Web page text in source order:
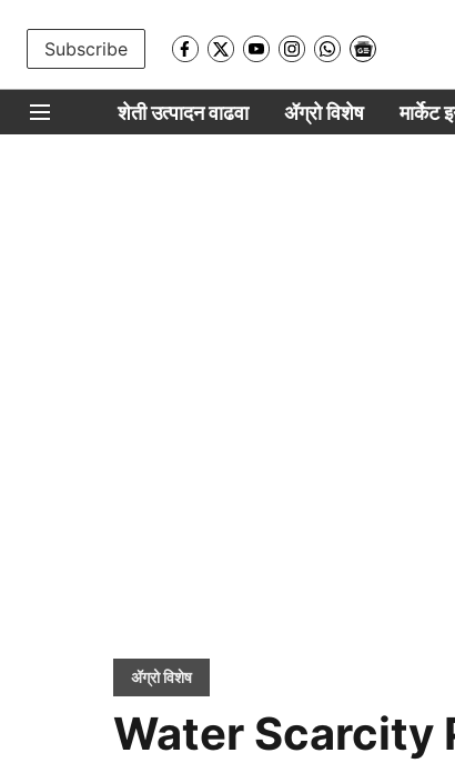
Subscribe
शेती उत्पादन वाढवा ॲग्रो विशेष मार्केट
ॲग्रो विशेष
Water Scarcity